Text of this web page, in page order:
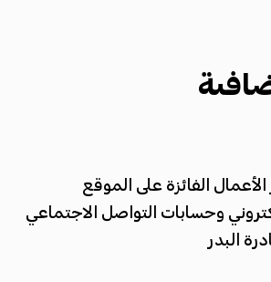
الفائزة على الموقع
وحسابات التواصل الاجتماعي
البدر